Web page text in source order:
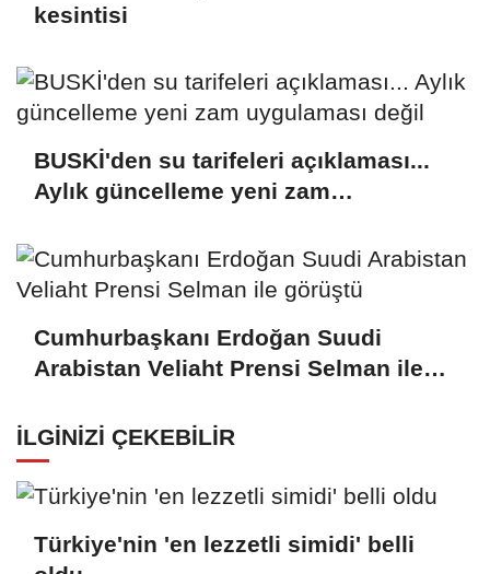
kesintisi
BUSKİ'den su tarifeleri açıklaması...
Aylık güncelleme yeni zam
Cumhurbaşkanı Erdoğan Suudi
Arabistan Veliaht Prensi Selman ile
İLGINIZI ÇEKEBILIR
Türkiye'nin 'en lezzetli simidi' belli